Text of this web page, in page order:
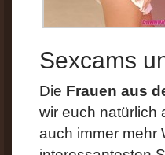
Sexcams
Die Frauen aus
wir euch natürlich
auch immer mehr